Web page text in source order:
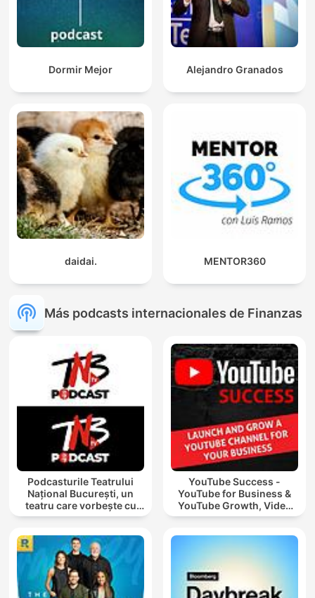
Dormir Mejor Alejandro Granados
daidai. MENTOR360
Más podcasts internacionales de Finanzas
Podcasturile Teatrului
Național București, un
teatru care vorbește cu
tine
YouTube Success -
YouTube for Business &
YouTube Growth, Video
Marketing